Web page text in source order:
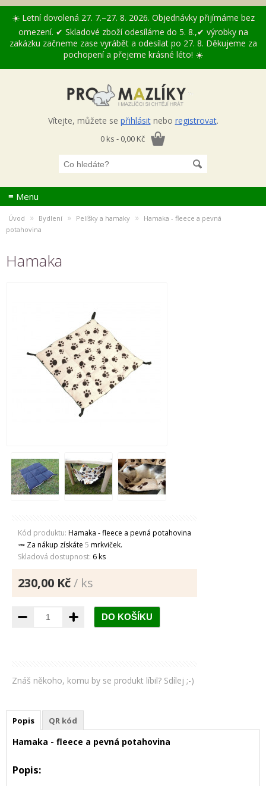
☀️ Letní dovolená 27. 7.–27. 8. 2026. Objednávky přijímáme bez
omezení. ✔ Skladové zboží odesíláme do 5. 8.,✔ výrobky na
zakázku začneme zase vyrábět a odesílat po 27. 8. Děkujeme za
pochopení a přejeme krásné léto! ☀️
Vítejte, můžete se přihlásitnebo registrovat.
0 ks - 0,00 Kč
≡ Menu
Úvod » Bydlení » Pelíšky a hamaky »
Hamaka - fleece a pevná
potahovina
Hamaka
Kód produktu: Hamaka - fleece a pevná potahovina
🥕 Za nákup získáte 5 mrkviček.
Skladová dostupnost: 6 ks
230,00 Kč/ ks
Znáš někoho, komu by se produkt líbil? Sdílej ;-)
Popis QR kód
Hamaka - fleece a pevná potahovina
Popis: